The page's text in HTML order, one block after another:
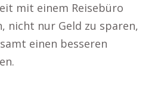
mit einem Reisebüro
nicht nur Geld zu sparen,
einen besseren